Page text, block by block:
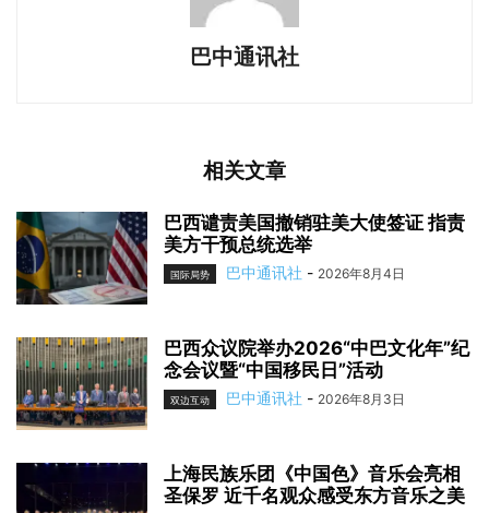
巴中通讯社
相关文章
巴西谴责美国撤销驻美大使签证 指责
美方干预总统选举
国际局势 巴中通讯社 - 2026年8月4日
巴西众议院举办2026“中巴文化年”纪
念会议暨“中国移民日”活动
双边互动 巴中通讯社 - 2026年8月3日
上海民族乐团《中国色》音乐会亮相
圣保罗 近千名观众感受东方音乐之美